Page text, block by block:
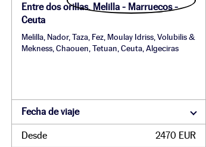
Entre dos orillas. Melilla - Marruecos -
Ceuta
Melilla, Nador, Taza, Fez, Moulay Idriss, Volubilis &
Mekness, Chaouen, Tetuan, Ceuta, Algeciras
Fecha de viaje
Desde 2470 EUR